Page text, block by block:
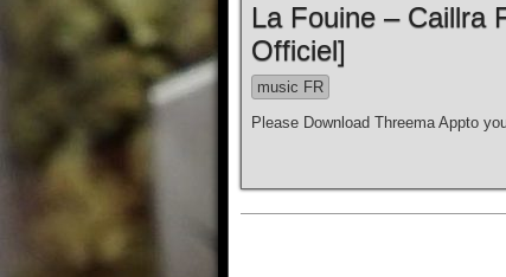
La Fouine – Caillra
Officiel]
music FR
Please Download Threema Appto